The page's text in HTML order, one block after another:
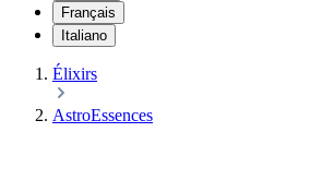
Français
Italiano
Élixirs
AstroEssences